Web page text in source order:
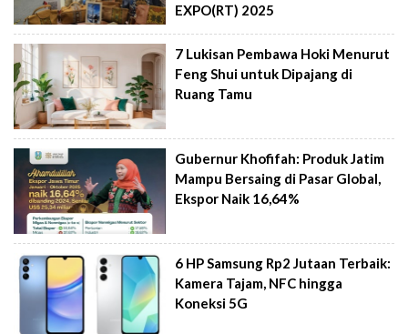
EXPO(RT) 2025
7 Lukisan Pembawa Hoki Menurut
Feng Shui untuk Dipajang di
Ruang Tamu
Gubernur Khofifah: Produk Jatim
Mampu Bersaing di Pasar Global,
Ekspor Naik 16,64%
6 HP Samsung Rp2 Jutaan Terbaik:
Kamera Tajam, NFC hingga
Koneksi 5G